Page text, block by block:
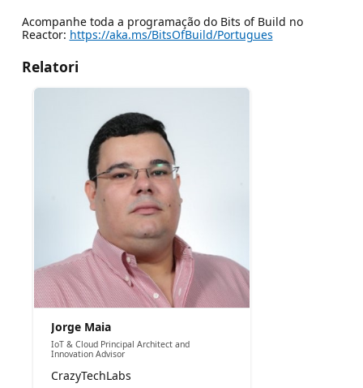
Acompanhe toda a programação do Bits of Build no
Reactor: https://aka.ms/BitsOfBuild/Portugues
Relatori
Jorge Maia
IoT & Cloud Principal Architect and
Innovation Advisor
CrazyTechLabs